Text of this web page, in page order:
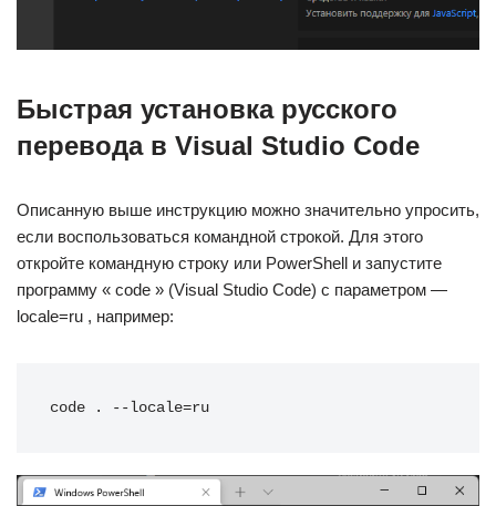
Быстрая установка русского
перевода в Visual Studio Code
Описанную выше инструкцию можно значительно упросить,
если воспользоваться командной строкой. Для этого
откройте командную строку или PowerShell и запустите
программу « code » (Visual Studio Code) с параметром —
locale=ru , например:
code . --locale=ru